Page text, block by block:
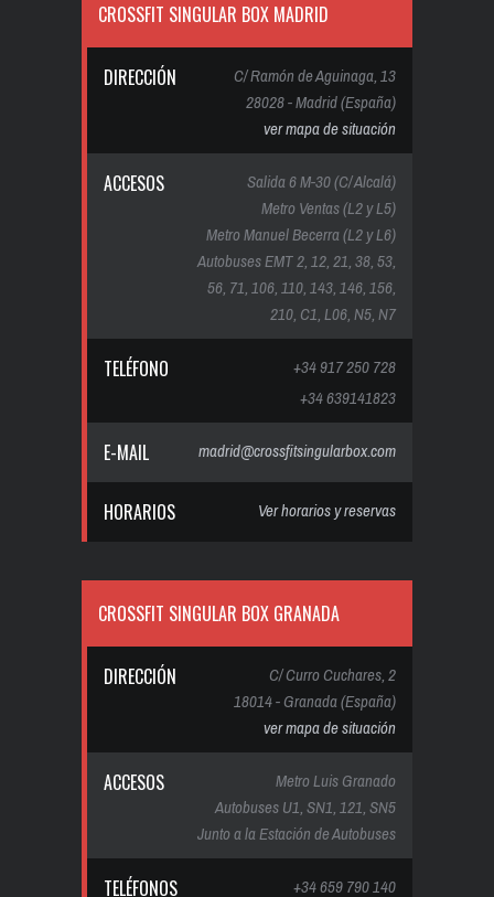
CROSSFIT SINGULAR BOX MADRID
DIRECCIÓN
C/ Ramón de Aguinaga, 13
28028 - Madrid (España)
ver mapa de situación
ACCESOS
Salida 6 M-30 (C/ Alcalá)
Metro Ventas (L2 y L5)
Metro Manuel Becerra (L2 y L6)
Autobuses EMT 2, 12, 21, 38, 53,
56, 71, 106, 110, 143, 146, 156,
210, C1, L06, N5, N7
TELÉFONO
+34 917 250 728
+34 639141823
E-MAIL madrid@crossfitsingularbox.com
HORARIOS Ver horarios y reservas
CROSSFIT SINGULAR BOX GRANADA
DIRECCIÓN
C/ Curro Cuchares, 2
18014 - Granada (España)
ver mapa de situación
ACCESOS
Metro Luis Granado
Autobuses U1, SN1, 121, SN5
Junto a la Estación de Autobuses
TELÉFONOS +34 659 790 140